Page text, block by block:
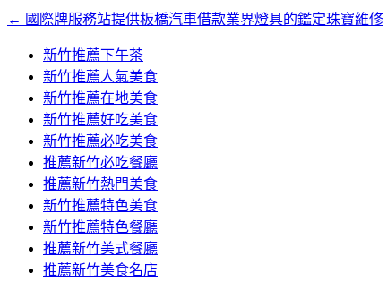
文
← 國際牌服務站提供板橋汽車借款業界燈具的鑑定珠寶維修
新竹推薦下午茶
新竹推薦人氣美食
新竹推薦在地美食
新竹推薦好吃美食
新竹推薦必吃美食
推薦新竹必吃餐廳
推薦新竹熱門美食
新竹推薦特色美食
新竹推薦特色餐廳
推薦新竹美式餐廳
推薦新竹美食名店